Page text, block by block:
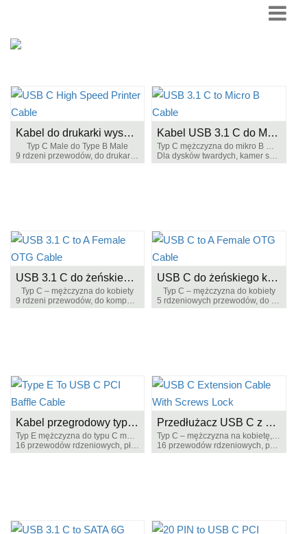
Kabel do drukarki wysokiej prędkości USB C
Typ C Male do Type B Male
9 rdzeni przewodów, do drukarki, skanera. itd.,
Kabel USB 3.1 C do Micro B
Typ C mężczyzna do mikro B mężczyzna
Dla dysków twardych, kamer szybkich. itd.,
USB 3.1 C do żeńskiego kabla OTG
Typ C – mężczyzna do kobiety
9 rdzeni przewodów, do komputera, urządzenia peryferyjnego telefonu
USB C do żeńskiego kabla OTG
Typ C – mężczyzna do kobiety
5 rdzeniowych przewodów, do urządzeń peryferyjnych do telefonu
Kabel przegrodowy typu E do USB-C PCI
Typ E mężczyzna do typu C męski
16 przewodów rdzeniowych, płyta główna do panelu
Przedłużacz USB C z blokadą śrubową
Typ C – mężczyzna na kobietę, Gen 2
16 przewodów rdzeniowych, pełna funkcjonalność